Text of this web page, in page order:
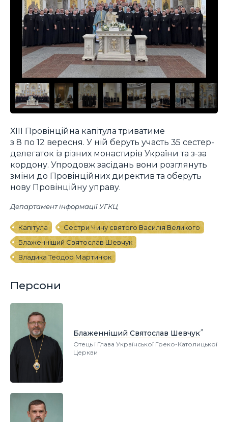
ХІІІ Провінційна капітула триватиме
з 8 по 12 вересня. У ній беруть участь 35 сестер-
делегаток із різних монастирів України та з-за
кордону. Упродовж засідань вони розглянуть
зміни до Провінційних директив та оберуть
нову Провінційну управу.
Департамент інформації УГКЦ
Капітула
Сестри Чину святого Василія Великого
Блаженніший Святослав Шевчук
Владика Теодор Мартинюк
Персони
Блаженніший Святослав Шевчук
Отець і Глава Української Греко-Католицької
Церкви